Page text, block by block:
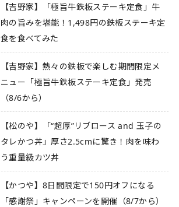
【吉野家】「極旨牛鉄板ステーキ定食」牛
肉の旨みを堪能！1,498円の鉄板ステーキ定
食を食べてみた
【吉野家】熱々の鉄板で楽しむ期間限定メ
ニュー「極旨牛鉄板ステーキ定食」発売
（8/6から）
【松のや】「“超厚”リブロース and 玉子の
タレかつ丼」厚さ2.5cmに驚き！肉を味わ
う重量級カツ丼
【かつや】8日間限定で150円オフになる
「感謝祭」キャンペーンを開催（8/7から）